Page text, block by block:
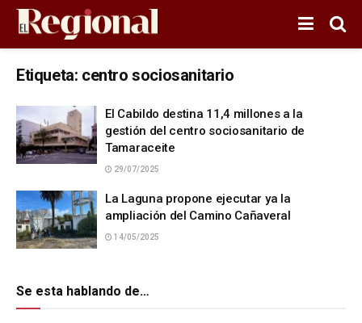
Etiqueta: centro sociosanitario
El Cabildo destina 11,4 millones a la
gestión del centro sociosanitario de
Tamaraceite
29/07/2025
La Laguna propone ejecutar ya la
ampliación del Camino Cañaveral
14/05/2025
Se esta hablando de…